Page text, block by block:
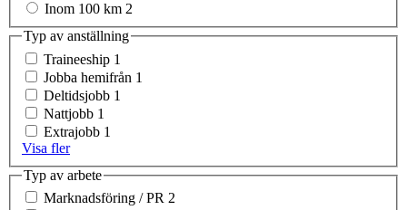
Inom 100 km 2
Typ av anställning
Traineeship 1
Jobba hemifrån 1
Deltidsjobb 1
Nattjobb 1
Extrajobb 1
Visa fler
Typ av arbete
Marknadsföring / PR 2